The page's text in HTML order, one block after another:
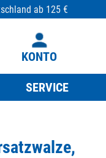
ab 125 €
KONTO
SERVICE